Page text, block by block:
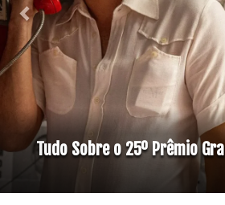
Tudo Sobre o 25º Prêmio